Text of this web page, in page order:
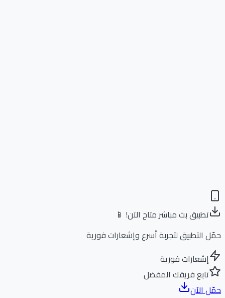
تطبيق بث مباشر متاح الآن! 📱
التطبيق لتجربة أسرع وإشعارات فورية
إشعارات فورية
تابع فريقك المفضل
الآن